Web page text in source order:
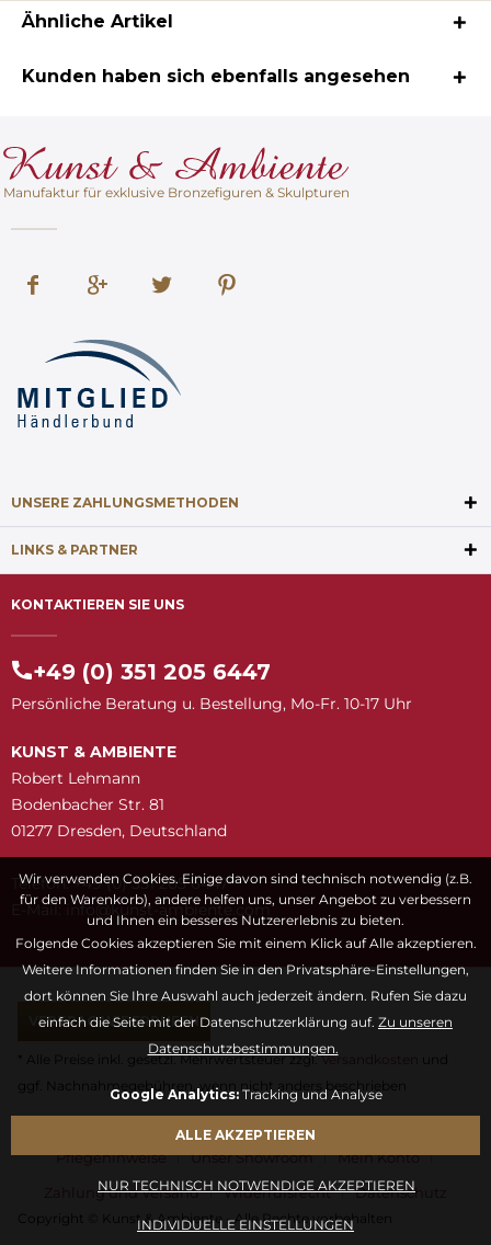
Ähnliche Artikel
Kunden haben sich ebenfalls angesehen
Manufaktur für exklusive Bronzefiguren & Skulpturen
UNSERE ZAHLUNGSMETHODEN
LINKS & PARTNER
KONTAKTIEREN SIE UNS
+49 (0) 351 205 6447
Persönliche Beratung u. Bestellung, Mo-Fr. 10-17 Uhr
KUNST & AMBIENTE
Robert Lehmann
Bodenbacher Str. 81
01277 Dresden, Deutschland
Telefon: +49 (0) 351 205 6447
E-Mail:
moc.etneibma-t
snuk@ofni
VERTRAG WIDERRUFEN
* Alle Preise inkl. gesetzl. Mehrwertsteuer zzgl.Versandkosten
und
ggf. Nachnahmegebühren, wenn nicht anders beschrieben
Pflegehinweise
Unser Showroom
Mein Konto
Zahlung und Versand
Widerrufsrecht Datenschutz
Copyright © Kunst & Ambiente - Alle Rechte vorbehalten
Wir verwenden Cookies. Einige davon sind technisch notwendig (z.B.
für den Warenkorb), andere helfen uns, unser Angebot zu verbessern
und Ihnen ein besseres Nutzererlebnis zu bieten.
Folgende Cookies akzeptieren Sie mit einem Klick auf Alle akzeptieren.
Weitere Informationen finden Sie in den Privatsphäre-Einstellungen,
dort können Sie Ihre Auswahl auch jederzeit ändern. Rufen Sie dazu
einfach die Seite mit der Datenschutzerklärung auf. Zu unseren
Datenschutzbestimmungen.
Google Analytics:Tracking und Analyse
INDIVIDUELLE EINSTELLUNGEN
NUR TECHNISCH NOTWENDIGE AKZEPTIEREN
ALLE AKZEPTIEREN